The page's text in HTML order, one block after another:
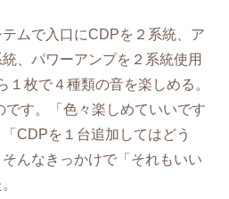
ムで入口にCDPを２系統、ア
、パワーアンプを２系統使用
１枚で４種類の音を楽しめる。
です。「色々楽しめていいです
CDPを１台追加してはどう
んなきっかけで「それもいい